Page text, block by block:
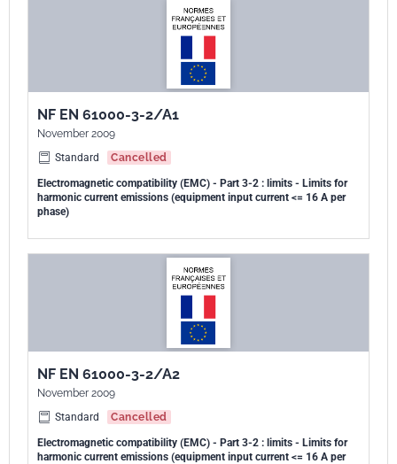
NF EN 61000-3-2/A1
November 2009
Standard
Cancelled
Electromagnetic compatibility (EMC) - Part 3-2 : limits - Limits for
harmonic current emissions (equipment input current <= 16 A per
phase)
NF EN 61000-3-2/A2
November 2009
Standard
Cancelled
Electromagnetic compatibility (EMC) - Part 3-2 : limits - Limits for
harmonic current emissions (equipment input current <= 16 A per